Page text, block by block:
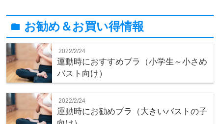
folder お勧め＆お買い得情報
2022/2/24
運動時におすすめブラ（小学生～小さめ
バスト向け）
2022/2/24
運動時にお勧めブラ（大きいバストの子